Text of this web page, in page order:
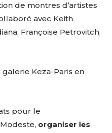
de montres d’artistes
avec Keith
Françoise Petrovitch,
Keza-Paris en
pour le
organiser les